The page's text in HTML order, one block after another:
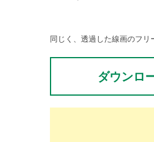
同じく、透過した線画のフリ
ダウンロ